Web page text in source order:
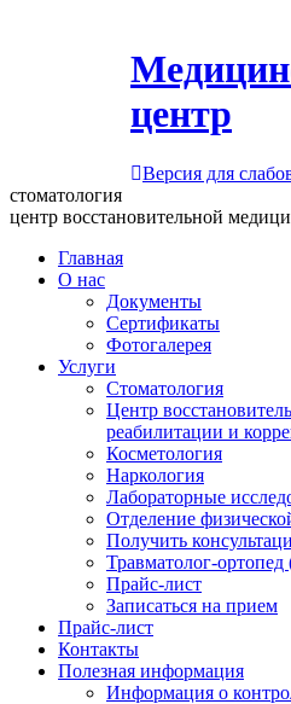
центр
Версия для
стоматология
центр восстановительной
Главная
О нас
Документы
Сертификаты
Фотогалерея
Услуги
Стоматология
Центр
реабилитации и
Косметология
Наркология
Лабораторные
Отделение
Получить
Травматолог-
Прайс-лист
Записаться на прием
Прайс-лист
Контакты
Полезная информация
Информация о